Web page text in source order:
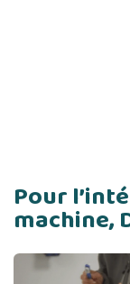
Pour
machine,